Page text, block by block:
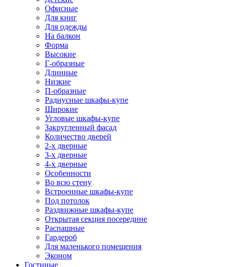
Офисные
Для книг
Для одежды
На балкон
Форма
Высокие
Г-образные
Длинные
Низкие
П-образные
Радиусные шкафы-купе
Широкие
Угловые шкафы-купе
Закругленный фасад
Количество дверей
2-х дверные
3-х дверные
4-х дверные
Особенности
Во всю стену
Встроенные шкафы-купе
Под потолок
Раздвижные шкафы-купе
Открытая секция посередине
Распашные
Гардероб
Для маленького помещения
Эконом
Гостиные